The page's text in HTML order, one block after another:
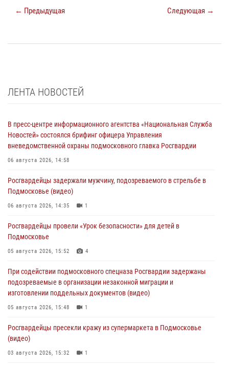
← Предыдущая Следующая →
ЛЕНТА НОВОСТЕЙ
В пресс-центре информационного агентства «Национальная Служба
Новостей» состоялся брифинг офицера Управления
вневедомственной охраны подмосковного главка Росгвардии
06 августа 2026, 14:58
Росгвардейцы задержали мужчину, подозреваемого в стрельбе в
Подмосковье (видео)
06 августа 2026, 14:35 1
Росгвардейцы провели «Урок безопасности» для детей в
Подмосковье
05 августа 2026, 15:52 4
При содействии подмосковного спецназа Росгвардии задержаны
подозреваемые в организации незаконной миграции и
изготовлении поддельных документов (видео)
05 августа 2026, 15:48 1
Росгвардейцы пресекли кражу из супермаркета в Подмосковье
(видео)
03 августа 2026, 15:32 1